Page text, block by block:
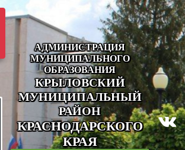
АДМИНИСТРАЦИЯ
МУНИЦИПАЛЬНОГО
ОБРАЗОВАНИЯ
КРЫЛОВСКИЙ
МУНИЦИПАЛЬНЫЙ
РАЙОН
КРАСНОДАРСКОГО
КРАЯ